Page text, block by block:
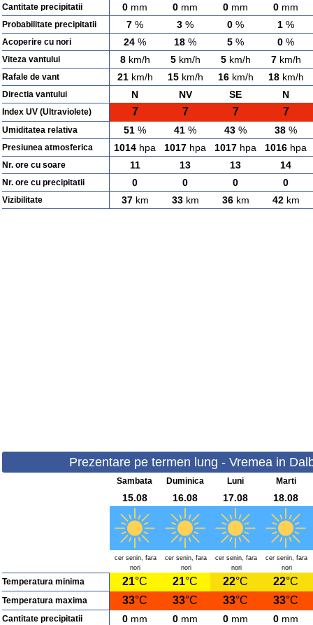
Cantitate precipitatii 0 mm 0 mm 0 mm 0 mm
Probabilitate precipitatii 7 % 3 % 0 % 1 %
Acoperire cu nori 24 % 18 % 5 % 0 %
Viteza vantului 8km/h 5km/h 5km/h 7km/h
Rafale de vant 21km/h 15km/h 16km/h 18km/h
Directia vantului N NV SE N
Index UV (Ultraviolete) 7 7 7 7
Umiditatea relativa 51 % 41 % 43 % 38 %
Presiunea atmosferica 1014 hpa 1017 hpa 1017 hpa 1016 hpa
Nr. ore cu soare 11 13 13 14
Nr. ore cu precipitatii 0 0 0 0
Vizibilitate 37km 33km 36km 42km
Prezentare pe termen lung - Vremea in
Sambata Duminica Luni Marti
15.08 16.08 17.08 18.08
cer senin, fara
nori
cer senin, fara
nori
cer senin, fara
nori
cer senin, fara
nori
Temperatura minima 21°C 21°C 22°C 22°C
Temperatura maxima 33°C 33°C 33°C 33°C
Cantitate precipitatii 0 mm 0 mm 0 mm 0 mm